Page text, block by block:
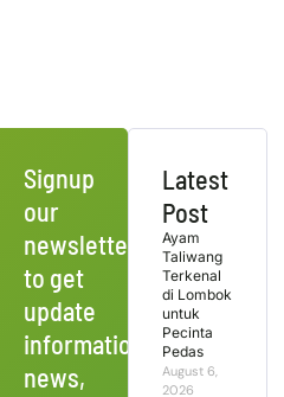
Signup
our
newsletter
to get
update
information,
news,
Latest
Post
Ayam
Taliwang
Terkenal
di Lombok
untuk
Pecinta
Pedas
August 6,
2026